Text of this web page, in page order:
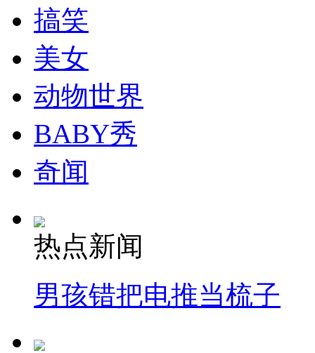
走！跟着总书记去植树
消防员救轻生者
搞笑
美女
动物世界
BABY秀
奇闻
热点新闻
男孩错把电推当梳子